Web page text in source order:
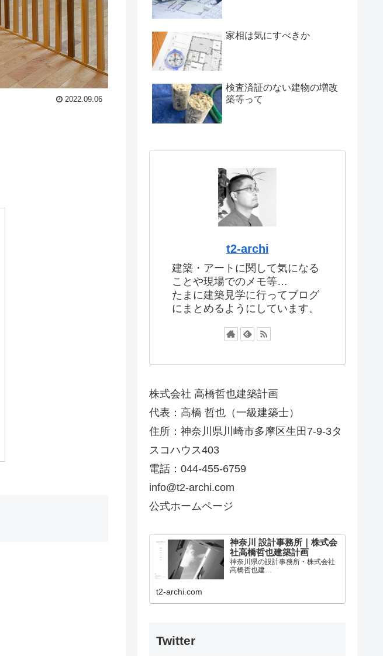
2022.09.06
家相は気にすべきか
検査済証のない建物の増改
築等って
t2-archi
建築・アートに関して気になる
ことや現場でのメモ等…
たまに建築見学に行ってブログ
にまとめるようにしています。
株式会社 高橋哲也建築計画
代表：高橋 哲也（一級建築士）
住所：神奈川県川崎市多摩区生田7-9-3タ
スコハウス403
電話：044-455-6759
info@t2-archi.com
公式ホームページ
神奈川 設計事務所｜株式会
社高橋哲也建築計画
神奈川県の設計事務所・株式会社
高橋哲也建…
t2-archi.com
Twitter